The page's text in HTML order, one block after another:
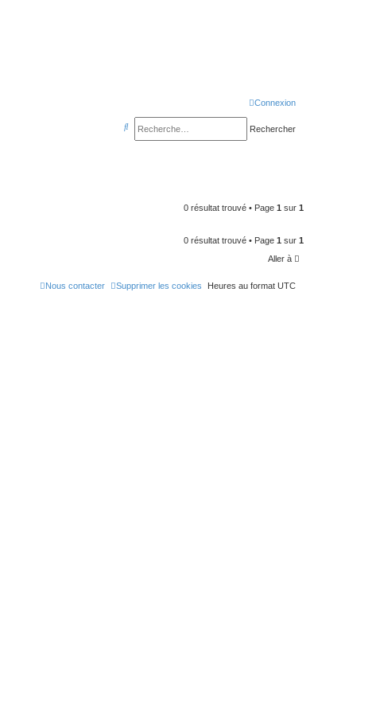
Connexion
Rechercher
R
0 résultat trouvé • Page 1 sur 1
0 résultat trouvé • Page 1 sur 1
Aller à
Heures au format UTC
Supprimer les cookies
Nous contacter